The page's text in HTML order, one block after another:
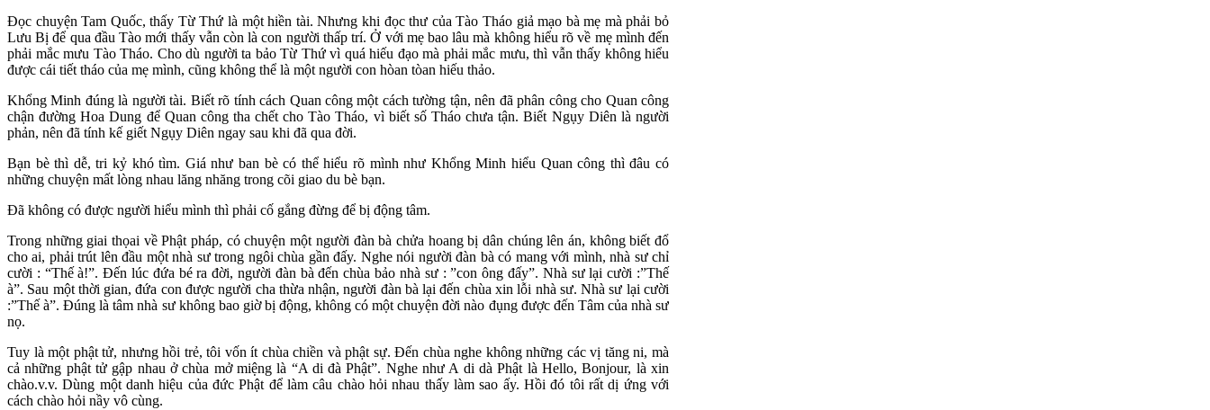
Đọc chuyện Tam Quốc, thấy Từ Thứ là một hiền tài. Nhưng khi đọc thư của Tào Tháo giả mạo bà mẹ mà phải bỏ
Lưu Bị để qua đầu Tào mới thấy vẫn còn là con người thấp trí. Ở với mẹ bao lâu mà không hiểu rõ về mẹ mình đến
phải mắc mưu Tào Tháo. Cho dù người ta bảo Từ Thứ vì quá hiếu đạo mà phải mắc mưu, thì vẫn thấy không hiểu
được cái tiết tháo của mẹ mình, cũng không thể là một người con hòan tòan hiếu thảo.
Khổng Minh đúng là người tài. Biết rõ tính cách Quan công một cách tường tận, nên đã phân công cho Quan công
chận đường Hoa Dung để Quan công tha chết cho Tào Tháo, vì biết số Tháo chưa tận. Biết Ngụy Diên là người
phản, nên đã tính kế giết Ngụy Diên ngay sau khi đã qua đời.
Bạn bè thì dễ, tri kỷ khó tìm. Giá như ban bè có thể hiểu rõ mình như Khổng Minh hiểu Quan công thì đâu có
những chuyện mất lòng nhau lăng nhăng trong cõi giao du bè bạn.
Đã không có được người hiểu mình thì phải cố gắng đừng để bị động tâm.
Trong những giai thọai về Phật pháp, có chuyện một người đàn bà chửa hoang bị dân chúng lên án, không biết đổ
cho ai, phải trút lên đầu một nhà sư trong ngôi chùa gần đấy. Nghe nói người đàn bà có mang với mình, nhà sư chỉ
cười : “Thế à!”. Đến lúc đứa bé ra đời, người đàn bà đến chùa bảo nhà sư : ”con ông đấy”. Nhà sư lại cười :”Thế
à”. Sau một thời gian, đứa con được người cha thừa nhận, người đàn bà lại đến chùa xin lỗi nhà sư. Nhà sư lại cười
:”Thế à”. Đúng là tâm nhà sư không bao giờ bị động, không có một chuyện đời nào đụng được đến Tâm của nhà sư
nọ.
Tuy là một phật tử, nhưng hồi trẻ, tôi vốn ít chùa chiền và phật sự. Đến chùa nghe không những các vị tăng ni, mà
cả những phật tử gập nhau ở chùa mở miệng là “A di đà Phật”. Nghe như A di dà Phật là Hello, Bonjour, là xin
chào.v.v. Dùng một danh hiệu của đức Phật để làm câu chào hỏi nhau thấy làm sao ấy. Hồi đó tôi rất dị ứng với
cách chào hỏi nầy vô cùng.